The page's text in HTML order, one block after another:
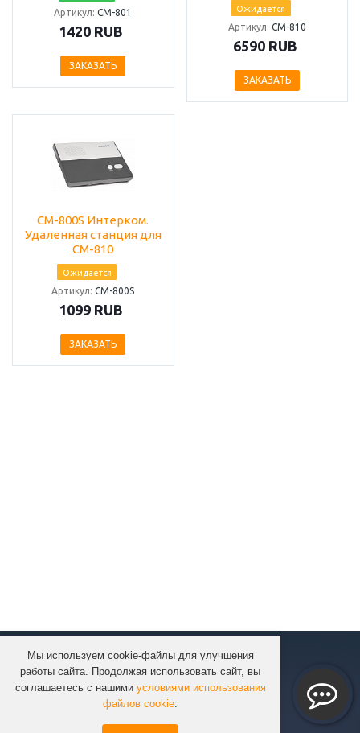
Мы используем cookie-файлы для улучшения
работы сайта. Продолжая использовать сайт, вы
соглашаетесь с нашими условиями использования
файлов cookie.
Артикул:СМ-801
1420 RUB
ЗАКАЗАТЬ
Ожидается
Артикул: СМ-810
6590 RUB
ЗАКАЗАТЬ
CM-800S Интерком.
Удаленная станция для
СМ-810
Ожидается
Артикул:СМ-800S
1099 RUB
ЗАКАЗАТЬ
КОМПАНИЯ
КАТАЛОГ
УСЛУГИ